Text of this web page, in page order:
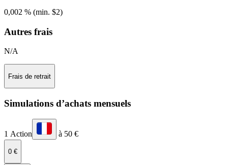
0,002 % (min. $2)
Autres frais
N/A
Frais de retrait
Simulations d’achats mensuels
1 Action à 50 €
0 €